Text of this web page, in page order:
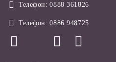
Телефон: 0888 361826
Телефон: 0886 948725